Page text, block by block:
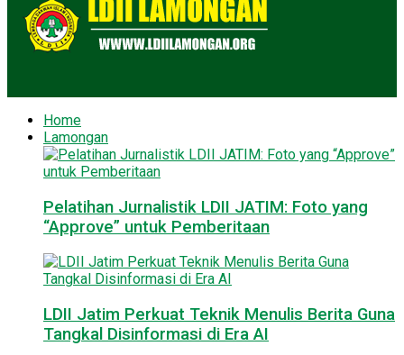
Home
Lamongan
Pelatihan Jurnalistik LDII JATIM: Foto yang
“Approve” untuk Pemberitaan
LDII Jatim Perkuat Teknik Menulis Berita Guna
Tangkal Disinformasi di Era AI